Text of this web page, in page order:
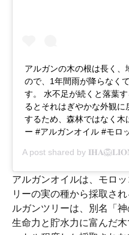
アルガンの木の根は長く
ので、1年間雨が降らなく
す。 水不足が続くと落葉
るとそれはぎやかな外観に
するため、森林ではなく木
ー #アルガンオイル #モロ
A post shared by
アルガンオイルは、モロ
リーの実の種から採取さ
ルガンツリーは、別名「
生命力と貯水力に富んだ